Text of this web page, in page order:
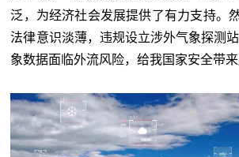
泛，为经济社会发展提供了有力支持。
法律意识淡薄，违规设立涉外气象探测
象数据面临外流风险，给我国家安全带来